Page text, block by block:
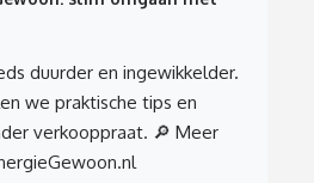
duurder en ingewikkelder.
we praktische tips en
verkooppraat. 🔎 Meer